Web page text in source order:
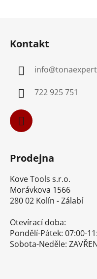
Kontakt
info@
722 925 751
Prodejna
Kove Tools s.r.o.
Morávkova 1566
280 02 Kolín - Zálabí
Otevírací doba:
Pondělí-Pátek: 07:00-
Sobota-Neděle: